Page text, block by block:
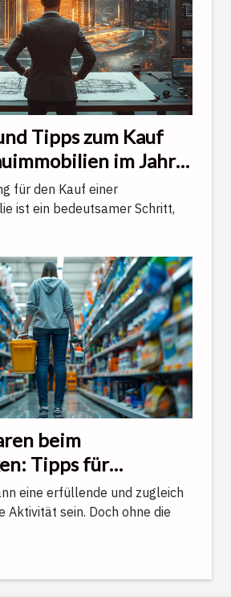
Tipps zum Kauf
im Jahr
für den Kauf einer
ist ein bedeutsamer Schritt,
beim
Tipps für
eine erfüllende und zugleich
Aktivität sein. Doch ohne die